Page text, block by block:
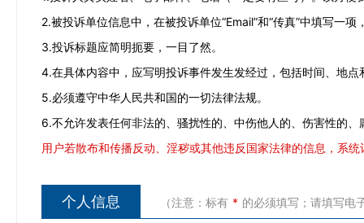
2.被投诉单位信息中，在被投诉单位“Email”和“传真”中填写一项
3.投诉标题应简明扼要，一目了然。
4.在具体内容中，应写明投诉事件发生发经过，包括时间、地
5.必须遵守中华人民共和国的一切法律法规。
6.不允许发表任何非法的、骚扰性的、中伤他人的、伤害性的
用户若散布和传播反动、淫秽或其他违反国家法律的信息，系
个人信息 （注意：标有 * 的必须填写；请填写电